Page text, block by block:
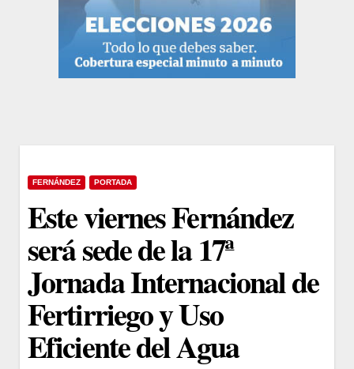
FERNÁNDEZ PORTADA
Este viernes Fernández
será sede de la 17ª
Jornada Internacional de
Fertirriego y Uso
Eficiente del Agua